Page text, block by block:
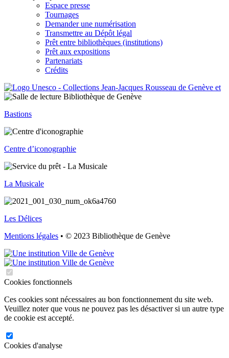
Espace presse
Tournages
Demander une numérisation
Transmettre au Dépôt légal
Prêt entre bibliothèques (institutions)
Prêt aux expositions
Partenariats
Crédits
Bastions
Centre d’iconographie
La Musicale
Les Délices
Mentions légales • © 2023 Bibliothèque de Genève
Cookies fonctionnels
Ces cookies sont nécessaires au bon fonctionnement du site web.
Veuillez noter que vous ne pouvez pas les désactiver si un autre type
de cookie est accepté.
Cookies d'analyse